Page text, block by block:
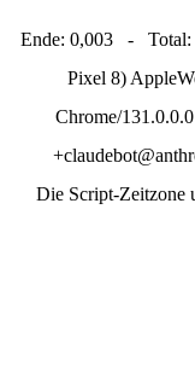
Ende: 0,003 -
Pixel 8)
Chrome/
Die Script-Zeitzone